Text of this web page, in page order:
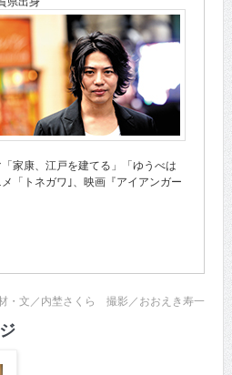
家康、江戸を建てる」「ゆうべは
「トネガワ｣、映画『アイアンガー
・文／内埜さくら 撮影／おおえき寿一